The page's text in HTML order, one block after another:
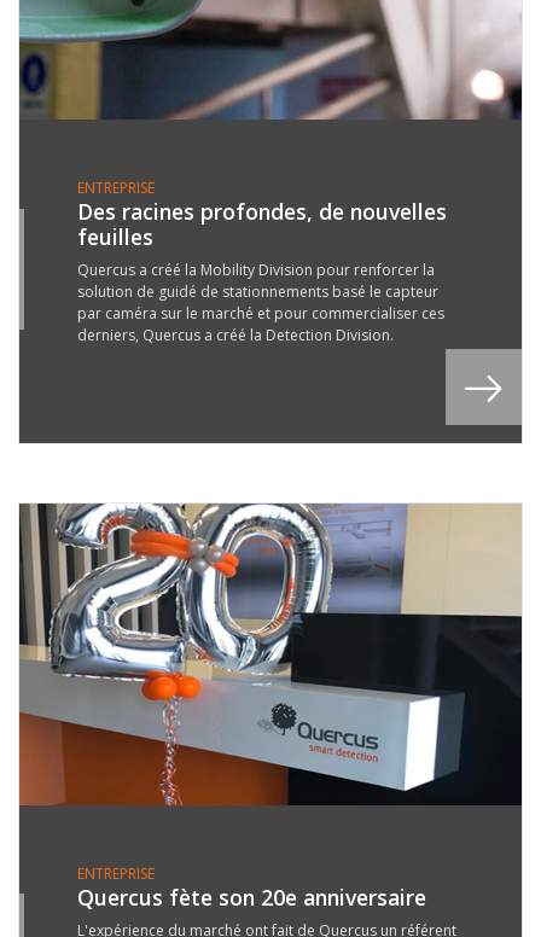
ENTREPRISE
Des racines profondes, de nouvelles
feuilles
Quercus a créé la Mobility Division pour renforcer la
solution de guidé de stationnements basé le capteur
par caméra sur le marché et pour commercialiser ces
derniers, Quercus a créé la Detection Division.
ENTREPRISE
Quercus fète son 20e anniversaire
L'expérience du marché ont fait de Quercus un référent